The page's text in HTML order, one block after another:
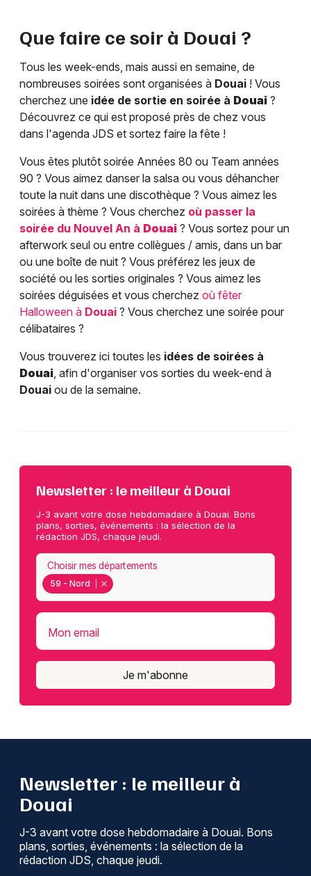
Que faire ce soir à Douai ?
Tous les week-ends, mais aussi en semaine, de
nombreuses soirées sont organisées à Douai ! Vous
cherchez une idée de sortie en soirée à Douai ?
Découvrez ce qui est proposé près de chez vous
dans l'agenda JDS et sortez faire la fête !
Vous êtes plutôt soirée Années 80 ou Team années
90 ? Vous aimez danser la salsa ou vous déhancher
toute la nuit dans une discothèque ? Vous aimez les
soirées à thème ? Vous cherchez où passer la
soirée du Nouvel An à Douai ? Vous sortez pour un
afterwork seul ou entre collègues / amis, dans un bar
ou une boîte de nuit ? Vous préférez les jeux de
société ou les sorties originales ? Vous aimez les
soirées déguisées et vous cherchez où fêter
Halloween à Douai ? Vous cherchez une soirée pour
célibataires ?
Vous trouverez ici toutes les idées de soirées à
Douai, afin d'organiser vos sorties du week-end à
Douai ou de la semaine.
Newsletter : le meilleur à Douai
J-3 avant votre dose hebdomadaire à Douai. Bons
plans, sorties, événements : la sélection de la
rédaction JDS, chaque jeudi.
59 - Nord
Choisir mes départements
Mon email
Je m'abonne
Newsletter : le meilleur à
Douai
J-3 avant votre dose hebdomadaire à Douai. Bons
plans, sorties, événements : la sélection de la
rédaction JDS, chaque jeudi.